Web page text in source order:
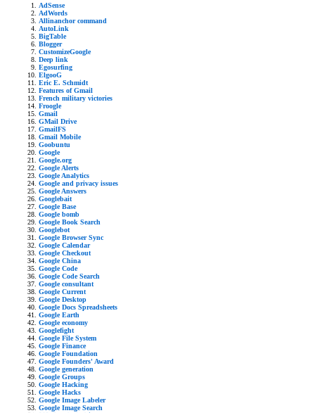
AdSense
AdWords
Allinanchor command
AutoLink
BigTable
Blogger
CustomizeGoogle
Deep link
Egosurfing
ElgooG
Eric E. Schmidt
Features of Gmail
French military victories
Froogle
Gmail
GMail Drive
GmailFS
Gmail Mobile
Goobuntu
Google
Google.org
Google Alerts
Google Analytics
Google and privacy issues
Google Answers
Googlebait
Google Base
Google bomb
Google Book Search
Googlebot
Google Browser Sync
Google Calendar
Google Checkout
Google China
Google Code
Google Code Search
Google consultant
Google Current
Google Desktop
Google Docs Spreadsheets
Google Earth
Google economy
Googlefight
Google File System
Google Finance
Google Foundation
Google Founders' Award
Google generation
Google Groups
Google Hacking
Google Hacks
Google Image Labeler
Google Image Search